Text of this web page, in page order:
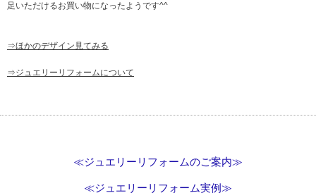
足いただけるお買い物になったようです^^
⇒ほかのデザイン見てみる
⇒ジュエリーリフォームについて
≪ジュエリーリフォームのご案内≫
≪ジュエリーリフォーム実例≫